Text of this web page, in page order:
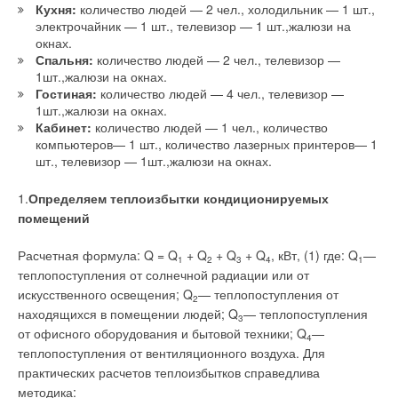
Кухня: количество людей — 2 чел., холодильник — 1 шт.,
электрочайник — 1 шт., телевизор — 1 шт.,жалюзи на
окнах.
Спальня: количество людей — 2 чел., телевизор —
1шт.,жалюзи на окнах.
Гостиная: количество людей — 4 чел., телевизор —
1шт.,жалюзи на окнах.
Кабинет: количество людей — 1 чел., количество
компьютеров— 1 шт., количество лазерных принтеров— 1
шт., телевизор — 1шт.,жалюзи на окнах.
1.Определяем теплоизбытки кондиционируемых
помещений
Расчетная формула: Q = Q1 + Q2 + Q3 + Q4, кВт, (1) где: Q1—
теплопоступления от солнечной радиации или от
искусственного освещения; Q2— теплопоступления от
находящихся в помещении людей; Q3— теплопоступления
от офисного оборудования и бытовой техники; Q4—
теплопоступления от вентиляционного воздуха. Для
практических расчетов теплоизбытков справедлива
методика:
абсорбции.
Реестр также предназначен для переноса единиц
сокращения выбросов, сертифицированного сокращения
выбросов и установленного количества. Тогда же
Министерству природных ресурсов (МПР) РФ поручено
обеспечить ведение российского реестра углеродных единиц
в соответствии с требованиями Киотского протокола и в
установленном порядке до 1 мая 2006 г. представить в
администратора российского реестра углеродных единиц.
согласованию с заинтересованными федеральными
органами исполнительной власти до 1 июня 2006 г.
поручено разработать и утвердить порядок формирования и
ведения российского реестра углеродных единиц.
Читайте по теме:
Уведомления отключены
Комментарии
В этой теме еще нет комментариев
Добавить комментарий
Ваш E-mail *
Текст комментария
Комментарии
В этой теме еще нет комментариев
Добавить комментарий
Ваше имя *
Ваш E-mail *
Текст комментария